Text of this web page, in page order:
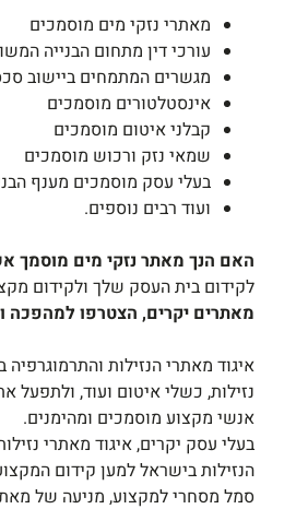
מאתרי נזקי מים מוסמכים
עורכי דין מתחום הבנייה
מגשרים המתמחים ביישוב
אינסטלטורים מוסמכים
קבלני איטום מוסמכים
שמאי נזק ורכוש מוסמכים
בעלי עסק מוסמכים מענף
ועוד רבים נוספים.
האם הנך מאתר נזקי מים מוסמך
לקידום בית העסק שלך ולקידום
מאתרים יקרים, הצטרפו למהפכה
איגוד מאתרי הנזילות
נזילות, כשלי איטום ועוד,
אנשי מקצוע מוסמכים ומהימנים.
בעלי עסק יקרים, איגוד מאתרי
הנזילות בישראל למען קידום
סמל מסחרי למקצוע, מניעה של